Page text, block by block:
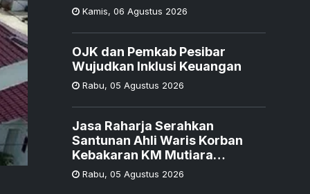
Kamis, 06 Agustus 2026
OJK dan Pemkab Pesibar
Wujudkan Inklusi Keuangan
Rabu, 05 Agustus 2026
Jasa Raharja Serahkan
Santunan Ahli Waris Korban
Kebakaran KM Mutiara
Sentosa II
Rabu, 05 Agustus 2026